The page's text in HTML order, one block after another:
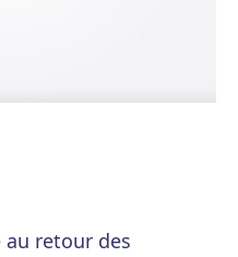
au retour des